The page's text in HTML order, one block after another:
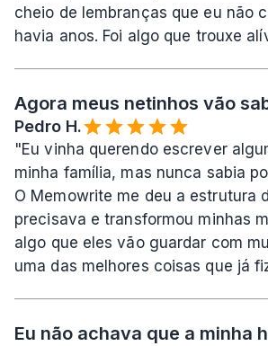
cheio de lembranças que eu não
havia anos. Foi algo que trouxe
Agora meus netinhos vão
Pedro H.
"Eu vinha querendo escrever
minha família, mas nunca sabia
O Memowrite me deu a estrutura
precisava e transformou minhas
algo que eles vão guardar com
uma das melhores coisas que já
Eu não achava que a minha